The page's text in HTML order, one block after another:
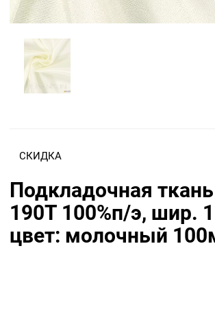
СКИДКА
Подкладочная
190Т 100%п/э, шир.
цвет: молочный